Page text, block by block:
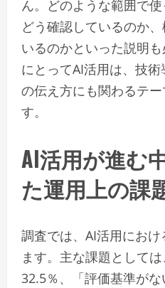
ん。どのような範囲で
どう確認しているのか
いるのかといった説明
にとってAI活用は、技
の伝え方にも関わるテ
す。
AI活用が進む
た運用上の課
調査では、AI活用にお
ます。主な課題として
32.5％、「評価基準が